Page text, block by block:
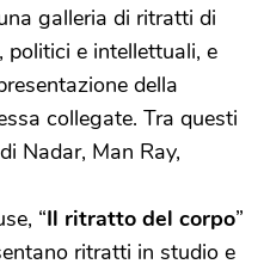
galleria di ritratti di
politici e intellettuali, e
della
collegate. Tra questi
Nadar, Man Ray,
“Il ritratto del corpo”
ritratti in studio e